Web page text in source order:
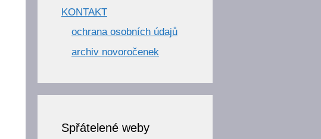
KONTAKT
ochrana osobních údajů
archiv novoročenek
Spřátelené weby